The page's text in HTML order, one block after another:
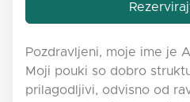
Pozdravljeni, moje ime je
Moji pouki so dobro
prilagodljivi, odvisno od